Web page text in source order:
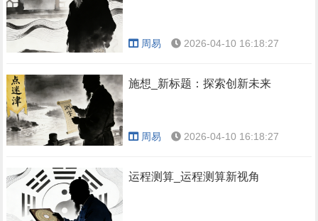
周易 2026-04-10 16:18:27
施想_新标题：探索创新未来
周易 2026-04-10 16:18:27
运程测算_运程测算新视角